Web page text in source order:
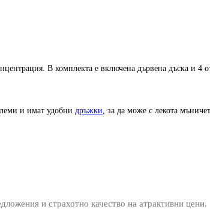
В комплекта е включена дървена дъска и 4
и имат удобни дръжки , за да може с лекота
и страхотно качество на атрактивни цени.